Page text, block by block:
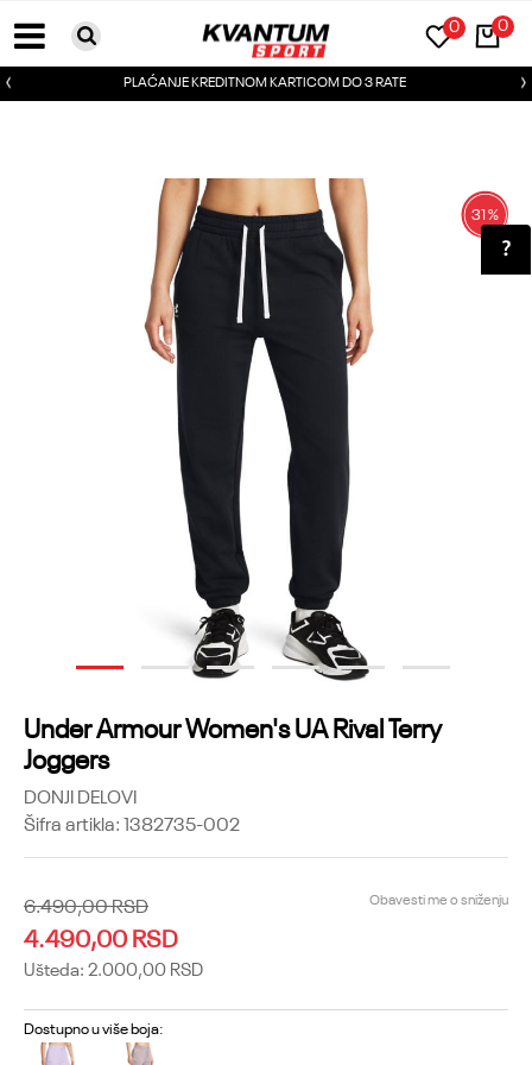
0
0
PLAĆANJE KREDITNOM KARTICOM DO 3 RATE
1 2 3 4 5 6
31%
Under Armour Women's UA Rival Terry
Joggers
DONJI DELOVI
Šifra artikla:1382735-002
6.490,00RSD
4.490,00RSD
Ušteda: 2.000,00 RSD
Obavesti me o sniženju
Dostupno u više boja: